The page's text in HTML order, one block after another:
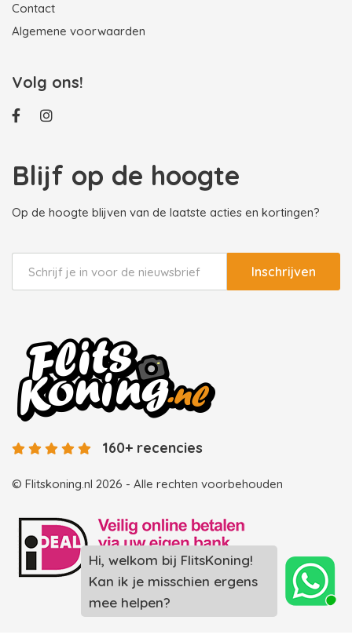
Hi, welkom bij FlitsKoning!
Kan ik je misschien ergens
mee helpen?
Contact
Algemene voorwaarden
Volg ons!
Blijf op de hoogte
Op de hoogte blijven van de laatste acties en kortingen?
Inschrijven
© Flitskoning.nl 2026 - Alle rechten voorbehouden
160+ recencies
Landingspagina overzicht photobooths
Landingspagina overzicht videobooths